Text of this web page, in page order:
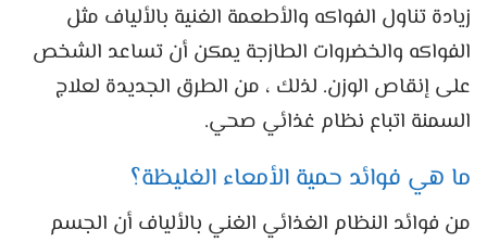
زيادة تناول الفواكه والأطعمة الغنية بالألياف مثل
الفواكه والخضروات الطازجة يمكن أن تساعد الشخص
على إنقاص الوزن. لذلك ، من الطرق الجديدة لعلاج
السمنة اتباع نظام غذائي صحي.
ما هي فوائد حمية الأمعاء الغليظة؟
من فوائد النظام الغذائي الغني بالألياف أن الجسم